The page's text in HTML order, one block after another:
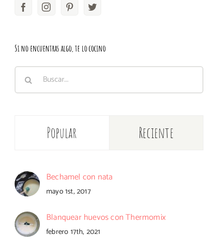
Si no encuentras algo, te lo cocino
Popular Reciente
Bechamel con nata
mayo 1st, 2017
Blanquear huevos con Thermomix
febrero 17th, 2021